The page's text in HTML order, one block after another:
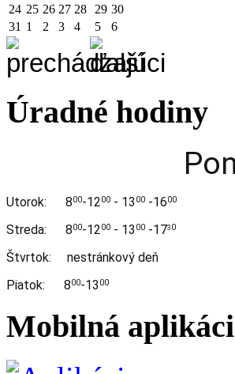
24 25 26 27 28 29 30
31 1 2 3 4 5 6
Úradné hodiny
Utorok: 800-1200 - 13 00 -1600
Streda: 800-1200 - 13 00 -173 0
Štvrtok: nestránkový deň
Piatok: 800-13 00
Mobilná